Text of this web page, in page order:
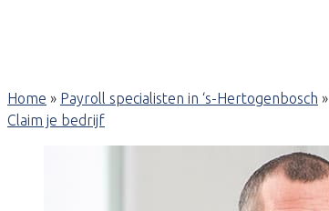
Home » Payroll specialisten in ‘s-Hertogenbosch »
Claim je bedrijf